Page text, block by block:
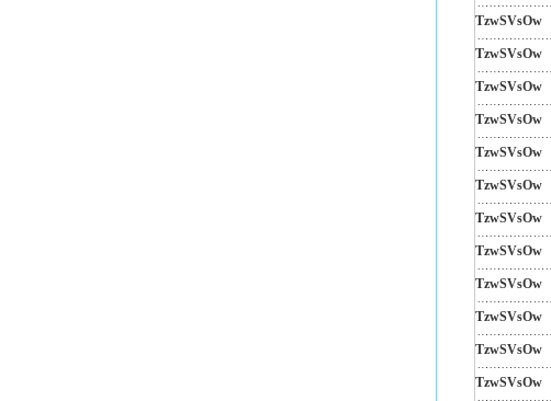
TzwSVsOw
TzwSVsOw
TzwSVsOw
TzwSVsOw
TzwSVsOw
TzwSVsOw
TzwSVsOw
TzwSVsOw
TzwSVsOw
TzwSVsOw
TzwSVsOw
TzwSVsOw